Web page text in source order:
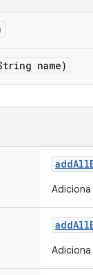
name)
addAll
Adiciona
addAll
Adiciona